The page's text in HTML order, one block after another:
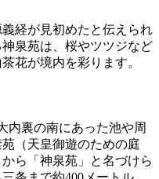
経が見初めたと伝えられ
泉苑は、桜やツツジなど
花が境内を彩ります。
内裏の南にあった池や周
（天皇御遊のための庭
ら「神泉苑」と名づけら